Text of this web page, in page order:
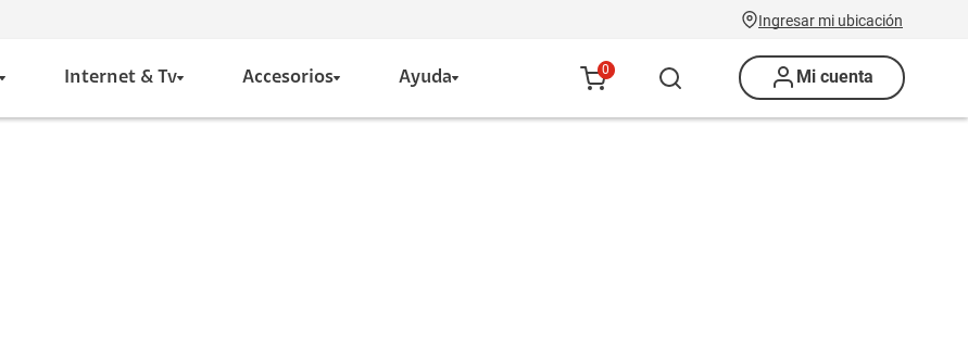
Ingresar mi ubicación
Internet & Tv Accesorios Ayuda 0 Mi cuenta